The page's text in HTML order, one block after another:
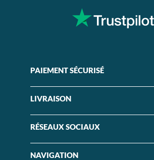
PAIEMENT SÉCURISÉ
LIVRAISON
RÉSEAUX SOCIAUX
NAVIGATION